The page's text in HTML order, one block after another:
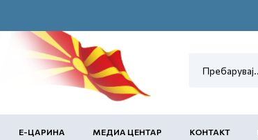
Е-ЦАРИНА МЕДИА ЦЕНТАР КОНТАКТ